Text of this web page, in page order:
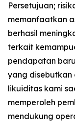
Persetujuan;
memanfaatkan
berhasil
terkait
pendapatan
yang disebutkan
likuiditas kami
memperoleh
mendukung